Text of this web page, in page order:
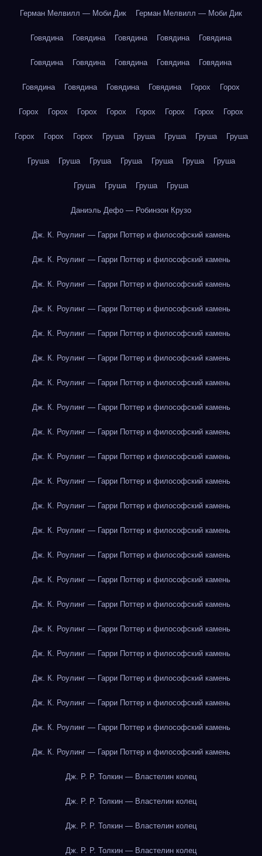
Герман Мелвилл — Моби Дик Герман Мелвилл — Моби Дик
Говядина Говядина Говядина Говядина Говядина
Говядина Говядина Говядина Говядина Говядина
Говядина Говядина Говядина Говядина Горох Горох
Горох Горох Горох Горох Горох Горох Горох Горох
Горох Горох Горох Груша Груша Груша Груша Груша
Груша Груша Груша Груша Груша Груша Груша
Груша Груша Груша Груша
Даниэль Дефо — Робинзон Крузо
Дж. К. Роулинг — Гарри Поттер и философский камень
Дж. К. Роулинг — Гарри Поттер и философский камень
Дж. К. Роулинг — Гарри Поттер и философский камень
Дж. К. Роулинг — Гарри Поттер и философский камень
Дж. К. Роулинг — Гарри Поттер и философский камень
Дж. К. Роулинг — Гарри Поттер и философский камень
Дж. К. Роулинг — Гарри Поттер и философский камень
Дж. К. Роулинг — Гарри Поттер и философский камень
Дж. К. Роулинг — Гарри Поттер и философский камень
Дж. К. Роулинг — Гарри Поттер и философский камень
Дж. К. Роулинг — Гарри Поттер и философский камень
Дж. К. Роулинг — Гарри Поттер и философский камень
Дж. К. Роулинг — Гарри Поттер и философский камень
Дж. К. Роулинг — Гарри Поттер и философский камень
Дж. К. Роулинг — Гарри Поттер и философский камень
Дж. К. Роулинг — Гарри Поттер и философский камень
Дж. К. Роулинг — Гарри Поттер и философский камень
Дж. К. Роулинг — Гарри Поттер и философский камень
Дж. К. Роулинг — Гарри Поттер и философский камень
Дж. К. Роулинг — Гарри Поттер и философский камень
Дж. К. Роулинг — Гарри Поттер и философский камень
Дж. К. Роулинг — Гарри Поттер и философский камень
Дж. Р. Р. Толкин — Властелин колец
Дж. Р. Р. Толкин — Властелин колец
Дж. Р. Р. Толкин — Властелин колец
Дж. Р. Р. Толкин — Властелин колец